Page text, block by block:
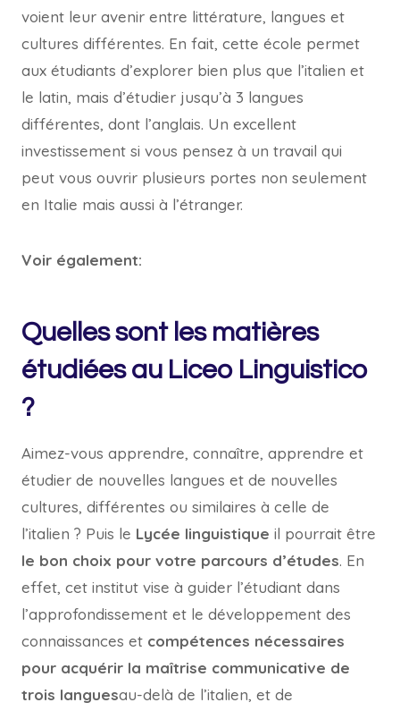
voient leur avenir entre littérature, langues et
cultures différentes. En fait, cette école permet
aux étudiants d’explorer bien plus que l’italien et
le latin, mais d’étudier jusqu’à 3 langues
différentes, dont l’anglais. Un excellent
investissement si vous pensez à un travail qui
peut vous ouvrir plusieurs portes non seulement
en Italie mais aussi à l’étranger.
Voir également:
Quelles sont les matières
étudiées au Liceo Linguistico
?
Aimez-vous apprendre, connaître, apprendre et
étudier de nouvelles langues et de nouvelles
cultures, différentes ou similaires à celle de
l’italien ? Puis le Lycée linguistique il pourrait être
le bon choix pour votre parcours d’études. En
effet, cet institut vise à guider l’étudiant dans
l’approfondissement et le développement des
connaissances et compétences nécessaires
pour acquérir la maîtrise communicative de
trois languesau-delà de l’italien, et de